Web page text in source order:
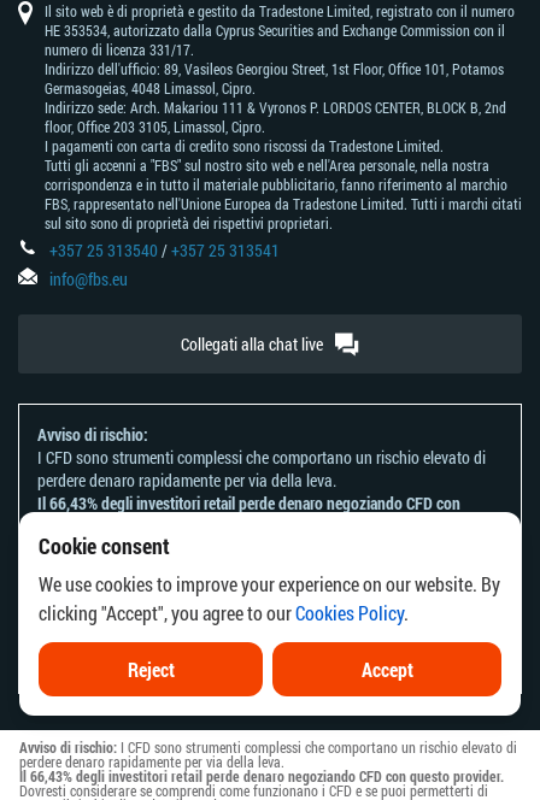
Cookie consent
We use cookies to improve your experience on our website. By
clicking "Accept", you agree to ourCookies Policy.
Reject Accept
Avviso di rischio: I CFD sono strumenti complessi che comportano un rischio elevato di
perdere denaro rapidamente per via della leva.
Il 66,43% degli investitori retail perde denaro negoziando CFD con questo provider.
Dovresti considerare se comprendi come funzionano i CFD e se puoi permetterti di
Il sito web è di proprietà e gestito da Tradestone Limited, registrato con il numero
HE 353534, autorizzato dalla Cyprus Securities and Exchange Commission con il
numero di licenza 331/17.
Indirizzo dell'ufficio: 89, Vasileos Georgiou Street, 1st Floor, Office 101, Potamos
Germasogeias, 4048 Limassol, Cipro.
Indirizzo sede: Arch. Makariou 111 & Vyronos Р. LORDOS CENTER, BLOCK В, 2nd
floor, Office 203 3105, Limassol, Cipro.
I pagamenti con carta di credito sono riscossi da Tradestone Limited.
Tutti gli accenni a "FBS" sul nostro sito web e nell'Area personale, nella nostra
corrispondenza e in tutto il materiale pubblicitario, fanno riferimento al marchio
FBS, rappresentato nell'Unione Europea da Tradestone Limited. Tutti i marchi citati
sul sito sono di proprietà dei rispettivi proprietari.
+357 25 313540/+357 25 313541
info@fbs.eu
Collegati alla chat live
Avviso di rischio:
I CFD sono strumenti complessi che comportano un rischio elevato di
perdere denaro rapidamente per via della leva.
Il 66,43% degli investitori retail perde denaro negoziando CFD con
Dovresti considerare se comprendi come funzionano i CFD e se puoi
permetterti di correre il rischio di perdere il tuo denaro.
Fai riferimento alla nostraInformativa sui rischi.
Le informazioni su questo sito web non sono dirette ai residenti di
alcun paese o giurisdizione in cui la distribuzione o l'uso di tali
informazioni è contrario alla legge o alla regolamentazione locale.